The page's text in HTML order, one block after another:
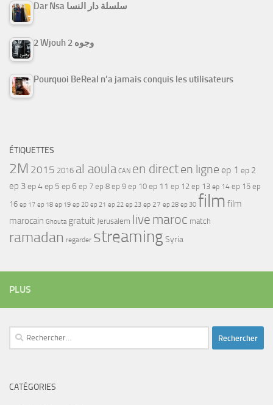
Dar Nsa سلسلة دار النسا
2 Wjouh 2 وجوه
Pourquoi BeReal n’a jamais conquis les utilisateurs
ÉTIQUETTES
2M 2015 2016 al aoula CAN en directen ligne ep 1 ep 2
ep 3ep 4ep 5 ep 6 ep 7 ep 8 ep 9 ep 10 ep 11 ep 12 ep 13 ep 14 ep 15 ep
16 ep 17 ep 18 ep 19 ep 20 ep 21 ep 22 ep 23 ep 27 ep 28 ep 30 film film
marocain Ghouta gratuit Jerusalem live maroc match
ramadan regarder streamingSyria
PLUS
Rechercher :
CATÉGORIES